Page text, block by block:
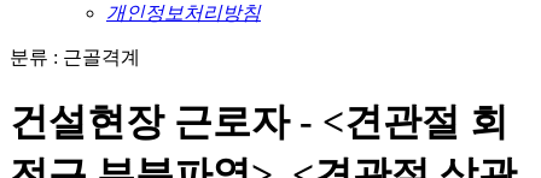
개인정보처리방침
분류 : 근골격계
건설현장 근로자 - <견관절 회